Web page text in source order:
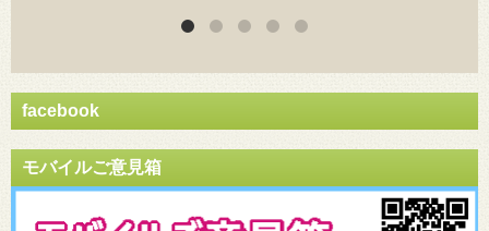
facebook
モバイルご意見箱